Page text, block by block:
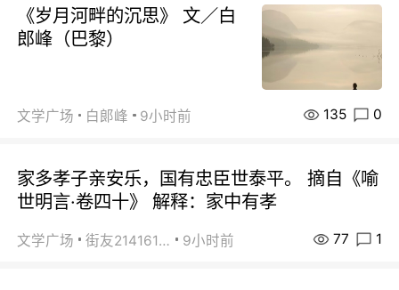
《岁月河畔的沉思》 文／白
郎峰（巴黎）
文学广场 白郞峰 9小时前 135 0
家多孝子亲安乐，国有忠臣世泰平。 摘自《喻
世明言·卷四十》 解释：家中有孝
文学广场 街友21416156 9小时前 77 1